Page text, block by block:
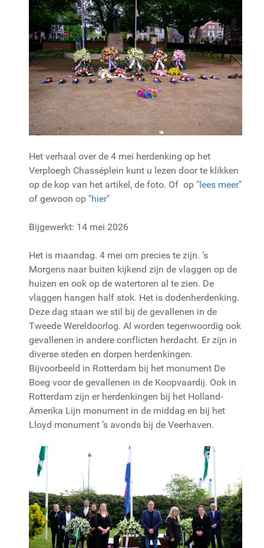
Het verhaal over de 4 mei herdenking op het
Verploegh Chasséplein kunt u lezen door te klikken
op de kop van het artikel, de foto. Of op "lees meer"
of gewoon op "hier"
Bijgewerkt: 14 mei 2026
Het is maandag. 4 mei om precies te zijn. ’s
Morgens naar buiten kijkend zijn de vlaggen op de
huizen en ook op de watertoren al te zien. De
vlaggen hangen half stok. Het is dodenherdenking.
Deze dag staan we stil bij de gevallenen in de
Tweede Wereldoorlog. Al worden tegenwoordig ook
gevallenen in andere conflicten herdacht. Er zijn in
diverse steden en dorpen herdenkingen.
Bijvoorbeeld in Rotterdam bij het monument De
Boeg voor de gevallenen in de Koopvaardij. Ook in
Rotterdam zijn er herdenkingen bij het Holland-
Amerika Lijn monument in de middag en bij het
Lloyd monument ’s avonds bij de Veerhaven.